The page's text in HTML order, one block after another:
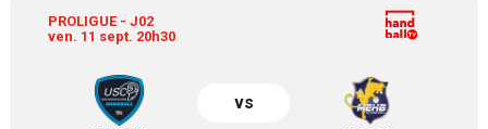
PROLIGUE - J02
ven. 11 sept. 20h30
vs